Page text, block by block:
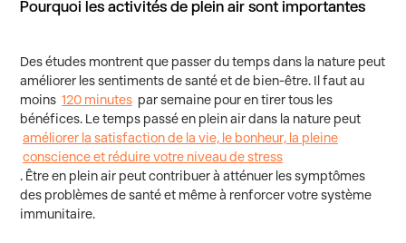
Pourquoi les activités de plein air sont importantes
Des études montrent que passer du temps dans la nature peut
améliorer les sentiments de santé et de bien-être. Il faut au
moins 120 minutes par semaine pour en tirer tous les
bénéfices. Le temps passé en plein air dans la nature peut
améliorer la satisfaction de la vie, le bonheur, la pleine
conscience et réduire votre niveau de stress
. Être en plein air peut contribuer à atténuer les symptômes
des problèmes de santé et même à renforcer votre système
immunitaire.